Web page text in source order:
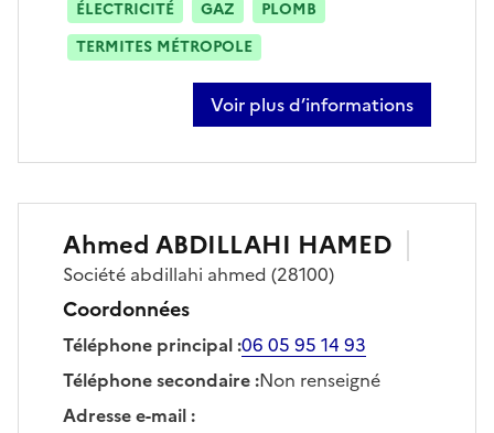
ÉLECTRICITÉ
GAZ
PLOMB
TERMITES MÉTROPOLE
Voir plus d’informations
sur olivier mougel
Ahmed ABDILLAHI HAMED
Société abdillahi ahmed (28100)
Coordonnées
Téléphone principal:06 05 95 14 93
Téléphone secondaire:Non renseigné
Adresse e-mail: